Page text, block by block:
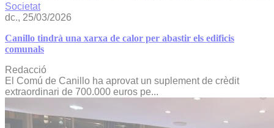
Societat
dc., 25/03/2026
Canillo tindrà una xarxa de calor per abastir els edificis
comunals
Redacció
El Comú de Canillo ha aprovat un suplement de crèdit
extraordinari de 700.000 euros pe...